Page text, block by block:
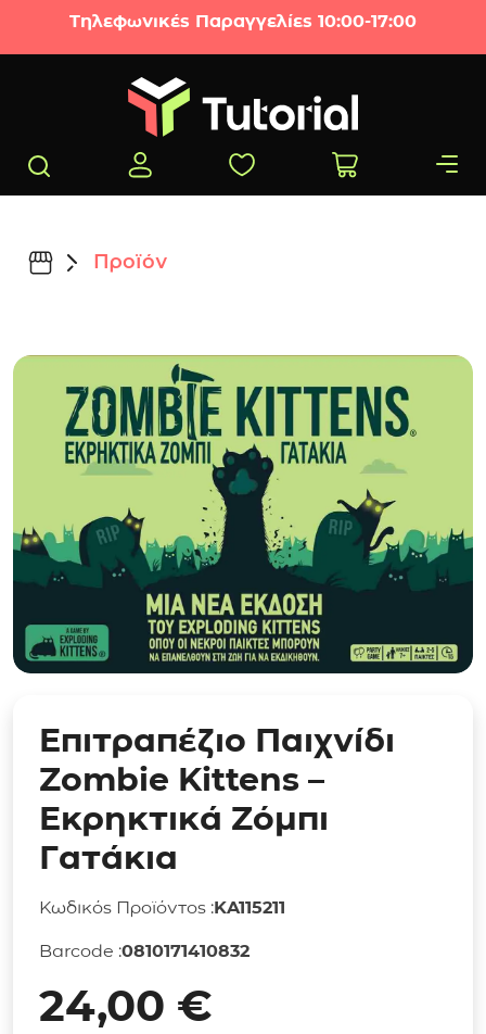
Μετάβαση στο περιεχόμενο
Τηλεφωνικές Παραγγελίες 10:00-17:00
Προϊόν
Επιτραπέζιο Παιχνίδι
Zombie Kittens –
Εκρηκτικά Ζόμπι
Γατάκια
Κωδικός Προϊόντος :KA115211
Barcode :0810171410832
24,00 €